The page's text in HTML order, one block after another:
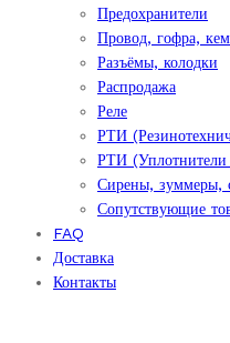
Предохранители
Провод, гофра,
Разъёмы, колодки
Распродажа
Реле
РТИ
РТИ (Уплотнители
Сирены, зуммеры,
Сопутствующие
FAQ
Доставка
Контакты